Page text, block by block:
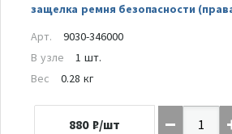
защелка ремня безопасности
Арт.
9030-346000
В узле
1 шт.
Вес
0.28 кг
880 ₽/шт